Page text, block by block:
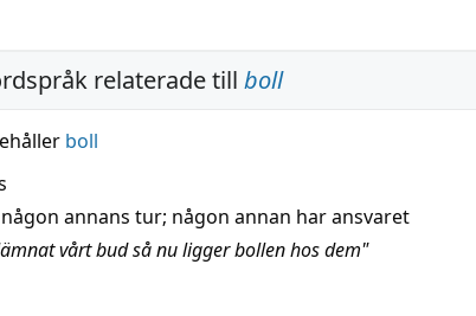
relaterade till boll
boll
annans tur; någon annan har ansvaret
vårt bud så nu ligger bollen hos dem"